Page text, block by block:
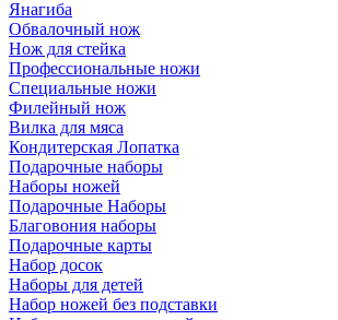
Янагиба
Обвалочный нож
Нож для стейка
Профессиональные ножи
Специальные ножи
Филейный нож
Вилка для мяса
Кондитерская Лопатка
Подарочные наборы
Наборы ножей
Подарочные Наборы
Благовония наборы
Подарочные карты
Набор досок
Наборы для детей
Набор ножей без подставки